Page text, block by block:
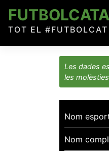
content
TOT EL
Les dades
les
Nom
Nom